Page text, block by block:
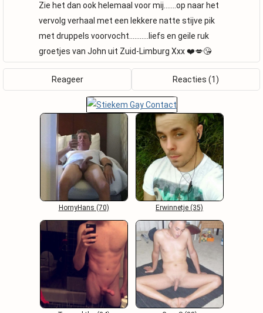
Zie het dan ook helemaal voor mij…….op naar het
vervolg verhaal met een lekkere natte stijve pik
met druppels voorvocht………..liefs en geile ruk
groetjes van John uit Zuid-Limburg Xxx ❤️💋😘
Reageer Reacties (1)
HornyHans (70) Erwinnetje (35)